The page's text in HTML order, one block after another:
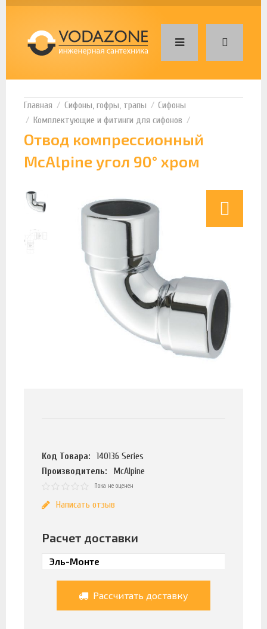
Сифоны, гофры, трапы
Сифоны
Комплектующие и фитинги для сифонов
Отвод компрессионный
McAlpine угол 90° хром
Код Товара:
140136 Series
Производитель:
McAlpine
Пока не оценен
Написать отзыв
Расчет доставки
Рассчитать доставку